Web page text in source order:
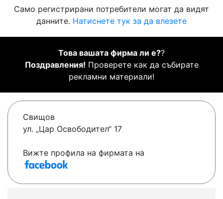
Само регистрирани потребители могат да видят
данните. Натиснете тук за да влезете
Това вашата фирма ли е??
Поздравления! Проверете как да събирате
рекламни материали!
Свищов
ул. „Цар Освободител“ 17
Вижте профила на фирмата на